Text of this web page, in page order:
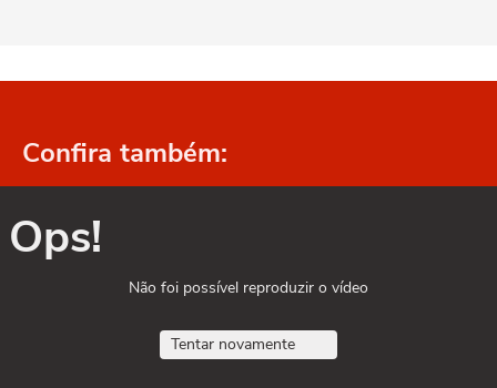
Confira também:
Ops!
Não foi possível reproduzir o vídeo
Tentar novamente